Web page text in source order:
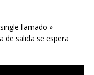
llamado »
de salida se espera